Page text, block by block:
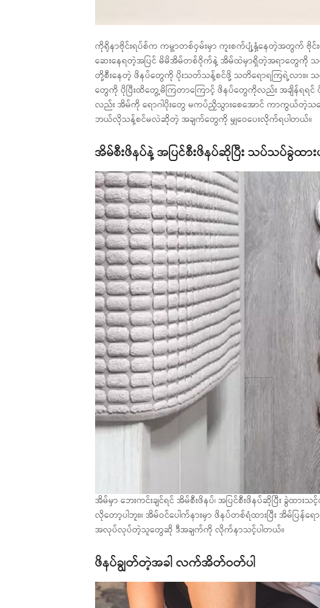
ကိုရိုနာဗိုင်းရပ်စ်က ကမ္ဘာတစ်ဝှမ်းမှာ ကူးစက်ပျံ့နှံ့နေတဲ့အတွက်
ဆေးနေရတဲ့အပြင် မိမိအိမ်တစ်ဝိုက်နဲ့ အိမ်ထဲမှာရှိတဲ့အရာတွေကို သ
တို့စီးနေတဲ့ ဖိနပ်တွေကို ပိုးသတ်သန့်စင်ဖို့ သတိရောရကြရဲ့လား။ သ
တွေကို ပိုပြီးထိတွေ့မိကြတာကြောင့် ဖိနပ်တွေကိုလည်း အချိန်ရရ
လည်း အိမ်ကို ရောဂါပိုးတွေ မကပ်ညှိသွားစေအောင် ကာကွယ်တဲ့သ
ဘယ်လိုသန့်စင်မလဲဆိုတဲ့ အချက်တွေကို မျှဝေပေးလိုက်ရပါတယ်။
အိမ်စီးဖိနပ်နဲ့ အပြင်စီးဖိနပ်ဆိုပြီး သပ်သပ်ခွဲထား
အိမ်မှာ ဘေးကင်းချင်ရင် အိမ်စီးဖိနပ်၊ အပြင်စီးဖိနပ်ဆိုပြီး ခွဲ
လိုတော့ပါဘူး။ အိမ်ဝင်ပေါက်နားမှာ ဖိနပ်တစ်ရံထားပြီး အိမ်ပြန်
အလုပ်လုပ်တဲ့သူတွေဆို ဒီအချက်ကို လိုက်နာသင့်ပါတယ်။
ဖိနပ်ချွတ်တဲ့အခါ လက်အိတ်ဝတ်ပါ